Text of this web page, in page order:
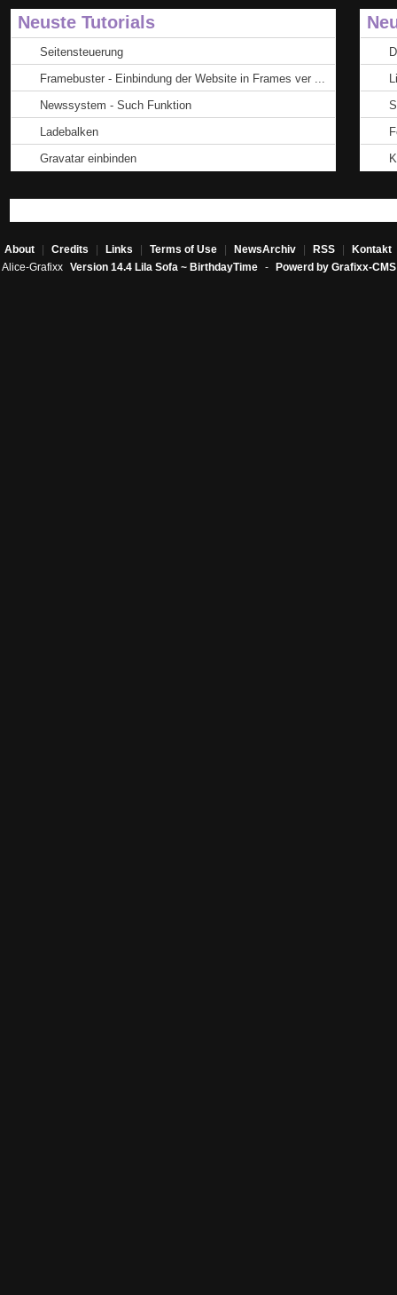
Neuste Tutorials
Seitensteuerung
Framebuster - Einbindung der Website in Frames ver ...
Newssystem - Such Funktion
Ladebalken
Gravatar einbinden
About Credits Links Terms of Use NewsArchiv RSS Kontakt
Alice-Grafixx Version 14.4 Lila Sofa ~ BirthdayTime - Powerd by Grafixx-CMS